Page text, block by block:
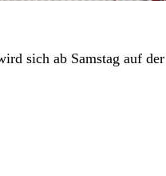
sich ab Samstag auf